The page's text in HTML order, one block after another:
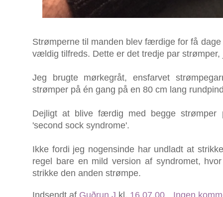
Strømperne til manden blev færdige for få
vældig tilfreds. Dette er det tredje par
Jeg brugte mørkegråt, ensfarvet
strømper på én gang på en 80 cm lang
Dejligt at blive færdig med begge strømper
'second sock syndrome'.
Ikke fordi jeg nogensinde har undladt at
regel bare en mild version af syndromet,
strikke den anden strømpe.